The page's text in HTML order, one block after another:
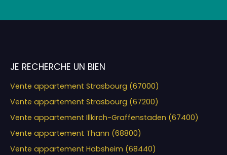
JE RECHERCHE UN BIEN
Vente appartement Strasbourg (67000)
Vente appartement Strasbourg (67200)
Vente appartement Illkirch-Graffenstaden (67400)
Vente appartement Thann (68800)
Vente appartement Habsheim (68440)